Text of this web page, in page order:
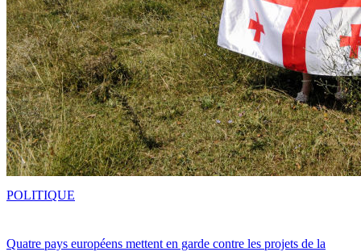
Quatre pays européens mettent en garde contre les projets de la
POLITIQUE